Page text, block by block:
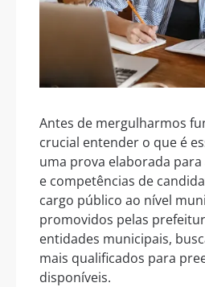
Antes de mergulharmos
crucial entender o que é
uma prova elaborada
e competências de
cargo público ao nível
promovidos pelas
entidades municipais,
mais qualificados para
disponíveis.